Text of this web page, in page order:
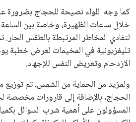
كما وجه اللواء نصيحة للحجاج بضرورة
خلال ساعات الظهيرة، وخاصة بين الساعة
لتفادي المخاطر المرتبطة بالطقس
تليفزيونية في المخيمات لعرض خطبة
الازدحام وتعريض النفس للإجهاد.
ولمزيد من الحماية من الشمس، تم
الحجاج، بالإضافة إلى قارورات مخصصة
المسؤولون على أهمية شرب السوائل